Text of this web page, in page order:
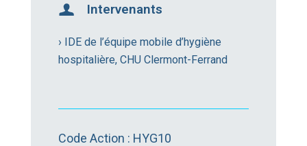
Intervenants
› IDE de l’équipe mobile d’hygiène
hospitalière, CHU Clermont-Ferrand
Code Action : HYG10